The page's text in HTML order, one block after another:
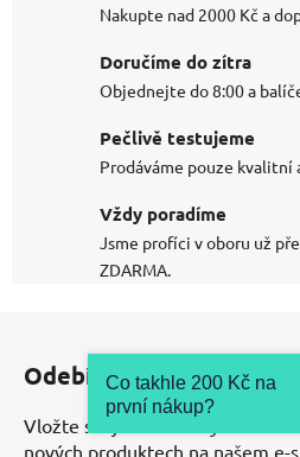
Nakupte nad 2000 Kč a
Doručíme do zítra
Objednejte do 8:00 a
Pečlivě testujeme
Prodáváme pouze kvalitní
Vždy poradíme
Jsme profíci v oboru už
ZDARMA.
Odebírat newsletter
Vložte svůj e-mail a my vám
nových produktech na našem e-
Co takhle 200 Kč na
první nákup?